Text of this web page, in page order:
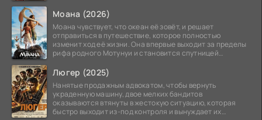
Моана (2026)
Моана чувствует, что океан её зовёт, и решает
отправиться в путешествие, которое полностью
изменит ход её жизни. Она впервые выходит за пределы
рифа родного Мотунуи и становится спутницей
Люгер (2025)
Нанятые продажным адвокатом, чтобы вернуть
украденную машину, двое мелких бандитов
оказываются втянуты в жестокую ситуацию, которая
быстро выходит из-под контроля и вынуждает их